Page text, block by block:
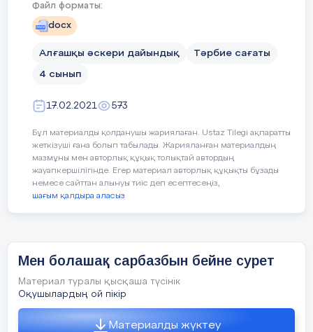
Файл форматы:
docx
Алғашқы әскери дайындық Тәрбие сағаты
4 сынып
17.02.2021 573
Бұл материалды қолданушы жариялаған. Ustaz Tilegi ақпаратты
жеткізуші ғана болып табылады. Жарияланған материалдың
мазмұны мен авторлық құқық толықтай автордың
жауапкершілігінде. Егер материал авторлық құқықты бұзады
немесе сайттан алынуы тиіс деп есептесеңіз,
шағым қалдыра аласыз
Мен болашақ сарбазбын бейне сурет
Материал туралы қысқаша түсінік
Оқушылардың ой пікір
Материалды жүктеу